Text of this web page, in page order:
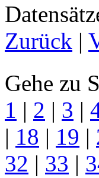
Zurück |
Gehe zu
1 | 2 | 3 |
| 18 | 19 |
32 | 33 |